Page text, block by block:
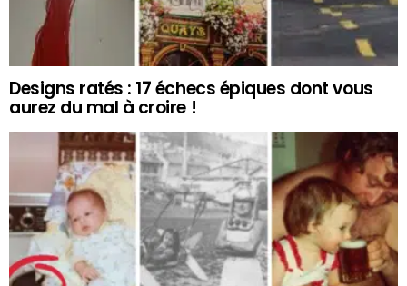
Designs ratés : 17 échecs épiques dont vous
aurez du mal à croire !